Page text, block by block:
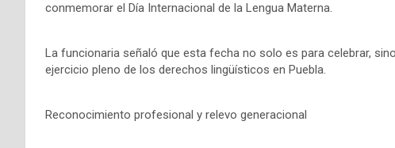
conmemorar el Día Internacional de la Lengua Materna.
La funcionaria señaló que esta fecha no solo es para celebrar,
ejercicio pleno de los derechos lingüísticos en Puebla.
Reconocimiento profesional y relevo generacional